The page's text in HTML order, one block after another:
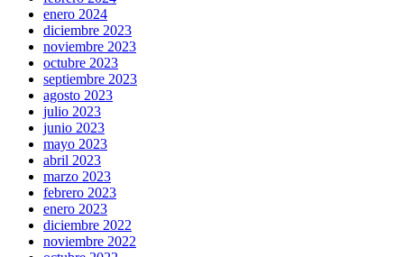
enero 2024
diciembre 2023
noviembre 2023
octubre 2023
septiembre 2023
agosto 2023
julio 2023
junio 2023
mayo 2023
abril 2023
marzo 2023
febrero 2023
enero 2023
diciembre 2022
noviembre 2022